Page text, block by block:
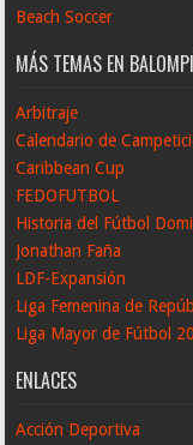
Beach Soccer
MÁS TEMAS EN
Arbitraje
Calendario de
Caribbean Cup
FEDOFUTBOL
Historia del Fútbol
Jonathan Faña
LDF-Expansión
Liga Femenina de
Liga Mayor de Fútbol
ENLACES
Acción Deportiva